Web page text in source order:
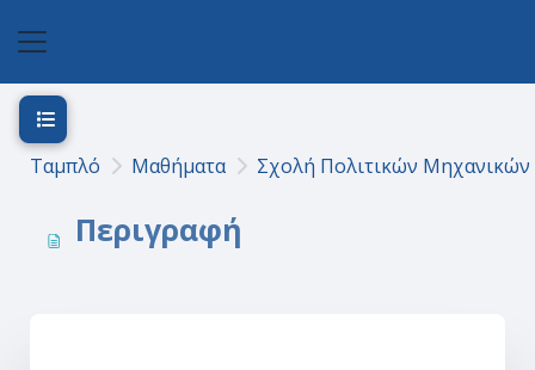
Ταμπλό Μαθήματα Σχολή Πολιτικών Μηχανικών
Περιγραφή
Άνοιγμα ευρετηρίου μαθήματος